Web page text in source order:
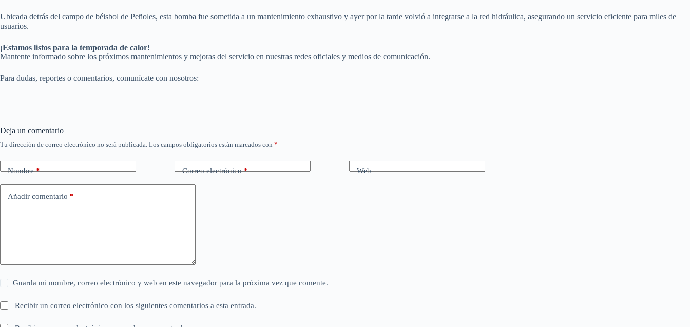
Ubicada detrás del campo de béisbol de Peñoles, esta bomba fue sometida a un mantenimiento exhaustivo y ayer por la tarde volvió a integrarse a la red hidráulica, asegurando un servicio eficiente para miles de
usuarios.
¡Estamos listos para la temporada de calor!
Mantente informado sobre los próximos mantenimientos y mejoras del servicio en nuestras redes oficiales y medios de comunicación.
Para dudas, reportes o comentarios, comunícate con nosotros:
Deja un comentario
Tu dirección de correo electrónico no será publicada. Los campos obligatorios están marcados con *
Nombre* Correo electrónico* Web
Añadir comentario *
Guarda mi nombre, correo electrónico y web en este navegador para la próxima vez que comente.
Recibir un correo electrónico con los siguientes comentarios a esta entrada.